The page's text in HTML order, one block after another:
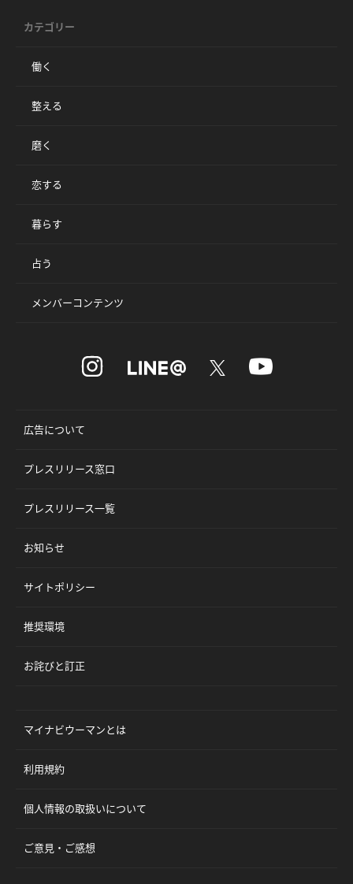
カテゴリー
働く
整える
磨く
恋する
暮らす
占う
メンバーコンテンツ
広告について
プレスリリース窓口
プレスリリース一覧
お知らせ
サイトポリシー
推奨環境
お詫びと訂正
マイナビウーマンとは
利用規約
個人情報の取扱いについて
ご意見・ご感想